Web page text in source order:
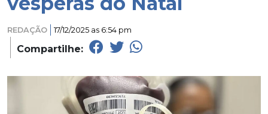
REDAÇÃO 17/12/2025 as 6:54 pm
Compartilhe: